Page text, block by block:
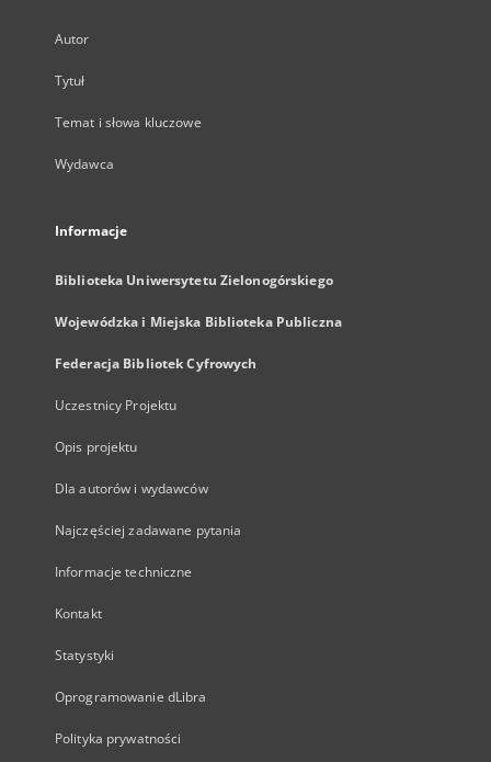
Autor
Tytuł
Temat i słowa kluczowe
Wydawca
Informacje
Biblioteka Uniwersytetu Zielonogórskiego
Wojewódzka i Miejska Biblioteka Publiczna
Federacja Bibliotek Cyfrowych
Uczestnicy Projektu
Opis projektu
Dla autorów i wydawców
Najczęściej zadawane pytania
Informacje techniczne
Kontakt
Statystyki
Oprogramowanie dLibra
Polityka prywatności